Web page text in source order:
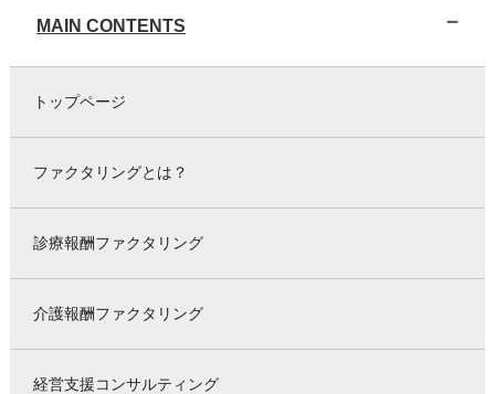
MAIN CONTENTS
トップページ
ファクタリングとは？
診療報酬ファクタリング
介護報酬ファクタリング
経営支援コンサルティング